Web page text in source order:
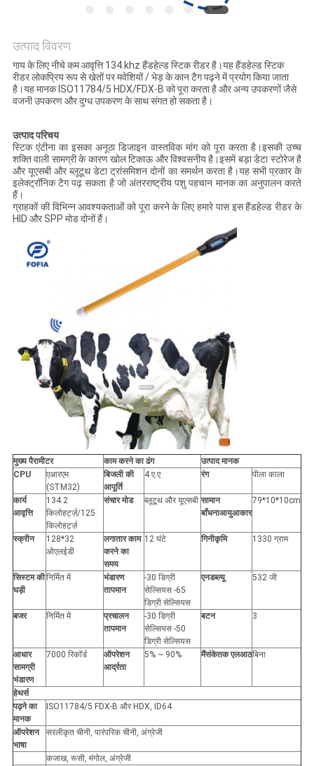
POLICY
उत्पाद विवरण
गाय के लिए नीचे कम आवृत्ति 134.khz हैंडहेल्ड स्टिक रीडर है।यह हैंडहेल्ड स्टिक
रीडर लोकप्रिय रूप से खेतों पर मवेशियों / भेड़ के कान टैग पढ़ने में प्रयोग किया जाता
है।यह मानक ISO11784/5 HDX/FDX-B को पूरा करता है और अन्य उपकरणों जैसे
वजनी उपकरण और दुग्ध उपकरण के साथ संगत हो सकता है।
उत्पाद परिचय
स्टिक एंटीना का इसका अनूठा डिजाइन वास्तविक मांग को पूरा करता है।इसकी उच्च
शक्ति वाली सामग्री के कारण खोल टिकाऊ और विश्वसनीय है।इसमें बड़ा डेटा स्टोरेज है
और यूएसबी और ब्लूटूथ डेटा ट्रांसमिशन दोनों का समर्थन करता है।यह सभी प्रकार के
इलेक्ट्रॉनिक टैग पढ़ सकता है जो अंतरराष्ट्रीय पशु पहचान मानक का अनुपालन करते
हैं।
ग्राहकों की विभिन्न आवश्यकताओं को पूरा करने के लिए हमारे पास इस हैंडहेल्ड रीडर के
HID और SPP मोड दोनों हैं।
मुख्य पैरामीटर काम करने का ढंग
उत्पाद मानक
CPU
एआरएम
(STM32)
बिजली की
आपूर्ति
4 ए.ए रंग पीला काला
कार्य
आवृत्ति
134.2
किलोहर्ट्ज़/125
किलोहर्ट्ज़
संचार मोड ब्लूटूथ और यूएसबी सामान
बाँधनाआयुआकार
79*10*10cm
स्क्रीन
128*32
ओएलईडी
लगातार काम
करने का
समय
12 घंटे गिनीकृमि 1330 ग्राम
सिस्टम की
घड़ी
निर्मित में
भंडारण
तापमान
-30 डिग्री
सेल्सियस -65
डिग्री सेल्सियस
एनडब्ल्यू 532 जी
बजर निर्मित में
प्रचालन
तापमान
-30 डिग्री
सेल्सियस -50
डिग्री सेल्सियस
बटन 3
आधार
सामग्री
भंडारण
7000 रिकॉर्ड
ऑपरेशन
आर्द्रता
5% ~ 90% मैंसंकेतक एलआठबिना
हेथर्स
पढ़ने का
मानक
ISO11784/5 FDX-B और HDX, ID64
ऑपरेशन
भाषा
सरलीकृत चीनी, पारंपरिक चीनी, अंग्रेजी
कजाख, रूसी, मंगोल, अंग्रेजी